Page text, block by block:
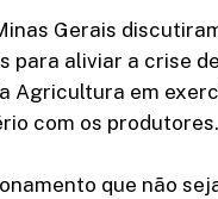
Gerais
para aliviar a crise
Agricultura em
com os produtores.
que não